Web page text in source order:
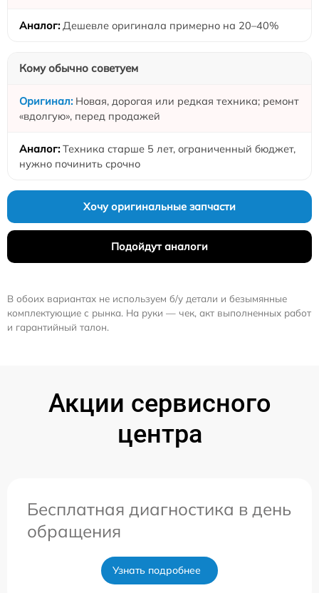
Дешевле оригинала примерно на 20–40%
Кому обычно советуем
Новая, дорогая или редкая техника; ремонт
«вдолгую», перед продажей
Техника старше 5 лет, ограниченный бюджет,
нужно починить срочно
Хочу оригинальные запчасти
Подойдут аналоги
В обоих вариантах не используем б/у детали и безымянные
комплектующие с рынка. На руки — чек, акт выполненных работ
и гарантийный талон.
Акции сервисного
центра
Бесплатная диагностика в день
обращения
Узнать подробнее